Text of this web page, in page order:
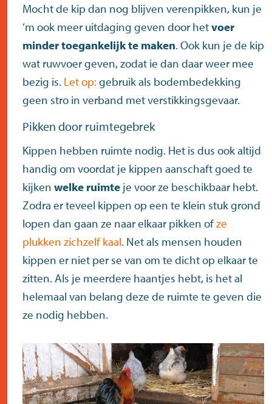
Mocht de kip dan nog blijven verenpikken, kun je
‘m ook meer uitdaging geven door hetvoer
minder toegankelijk te maken. Ook kun je de kip
wat ruwvoer geven, zodat ie dan daar weer mee
bezig is. Let op:gebruik als bodembedekking
geen stro in verband met verstikkingsgevaar.
Pikken door ruimtegebrek
Kippen hebben ruimte nodig. Het is dus ook altijd
handig om voordat je kippen aanschaft goed te
kijken welke ruimte je voor ze beschikbaar hebt.
Zodra er teveel kippen op een te klein stuk grond
lopen dan gaan ze naar elkaar pikken ofze
plukken zichzelf kaal. Net als mensen houden
kippen er niet per se van om te dicht op elkaar te
zitten. Als je meerdere haantjes hebt, is het al
helemaal van belang deze de ruimte te geven die
ze nodig hebben.